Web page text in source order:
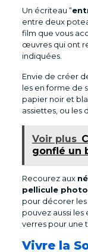
Un écriteau “
entre deux
film que vous
œuvres qui ont
indiquées.
Envie de créer
les en forme de
papier noir et
assiettes, ou les
Voir plus
gonflé un
Recourez aux
pellicule photo
pour décorer les
pouvez aussi
verres pour une
Vivre la